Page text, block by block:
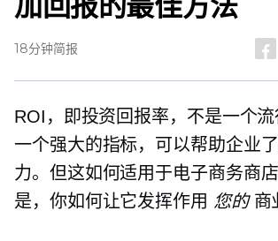
18分钟简报
ROI，即投资回报率，不是一个
一个强大的指标，可以帮助企业
力。但这如何适用于电子商务商
是，你如何让它发挥作用 您的商